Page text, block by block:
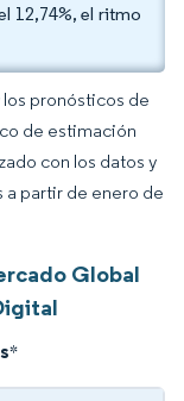
12,74%, el ritmo
pronósticos de
de estimación
con los datos y
partir de enero de
Global
*